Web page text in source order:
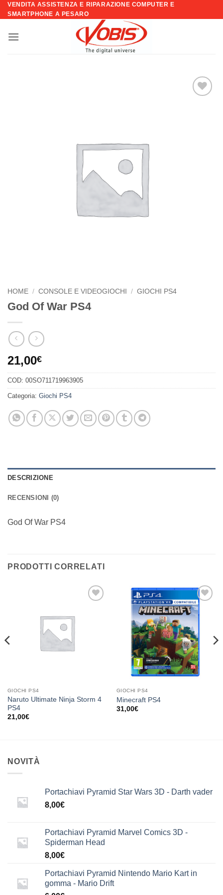
Salta
ai
VENDITA ASSISTENZA E RIPARAZIONE COMPUTER E
SMARTPHONE A PESARO
HOME / CONSOLE E VIDEOGIOCHI / GIOCHI PS4
God Of War PS4
21,00€
COD: 00SO711719963905
Categoria: Giochi PS4
DESCRIZIONE
RECENSIONI (0)
God Of War PS4
PRODOTTI CORRELATI
GIOCHI PS4
Naruto Ultimate Ninja Storm 4
PS4
21,00€
Aggiungi
alla lista
desideri
GIOCHI PS4
Minecraft PS4
31,00€
NOVITÀ
Portachiavi Pyramid Star Wars 3D - Darth vader
8,00€
Portachiavi Pyramid Marvel Comics 3D -
Spiderman Head
8,00€
Portachiavi Pyramid Nintendo Mario Kart in
gomma - Mario Drift